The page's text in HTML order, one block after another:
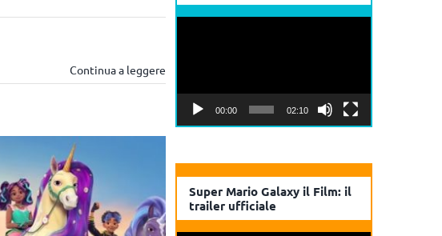
Continua a leggere
00:00 02:10
Super Mario Galaxy il Film: il
trailer ufficiale